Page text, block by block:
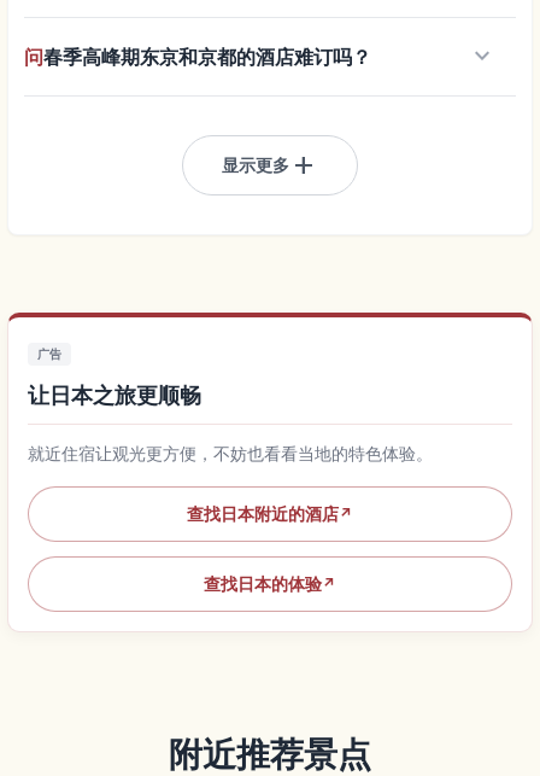
问春季高峰期东京和京都的酒店难订吗？ keyboard_arrow_down
显示更多 add
广告
让日本之旅更顺畅
就近住宿让观光更方便，不妨也看看当地的特色体验。
查找日本附近的酒店↗
查找日本的体验↗
附近推荐景点